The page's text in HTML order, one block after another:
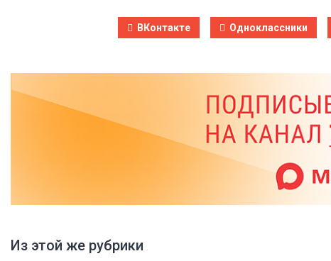
ВКонтакте Одноклассники
Из этой же рубрики